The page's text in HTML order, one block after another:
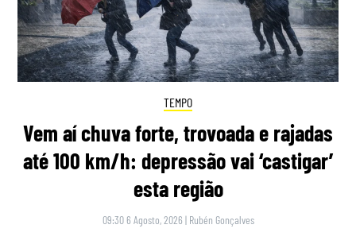
TEMPO
Vem aí chuva forte, trovoada e rajadas
até 100 km/h: depressão vai ‘castigar’
esta região
09:30 6 Agosto, 2026 | Rubén Gonçalves